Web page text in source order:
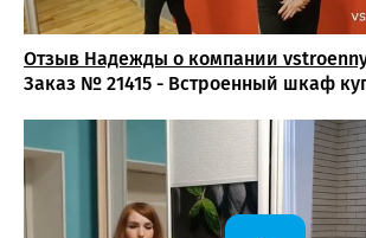
Преимущества покупки распашных
компании
Индивидуальный подход:
размерам помещения и
Широкий выбор материалов,
вариантов отделки.
Собственное производство
Отзыв Надежды о компании
Заказ № 21415 - Встроенный шкаф